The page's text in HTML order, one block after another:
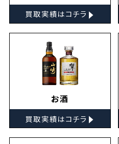
買取実績はコチラ ▸
お酒
買取実績はコチラ ▸